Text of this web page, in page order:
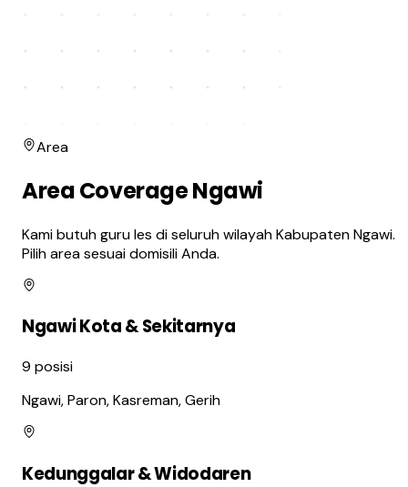
Area
Area Coverage Ngawi
Kami butuh guru les di seluruh wilayah Kabupaten Ngawi.
Pilih area sesuai domisili Anda.
Ngawi Kota & Sekitarnya
9 posisi
Ngawi, Paron, Kasreman, Gerih
Kedunggalar & Widodaren